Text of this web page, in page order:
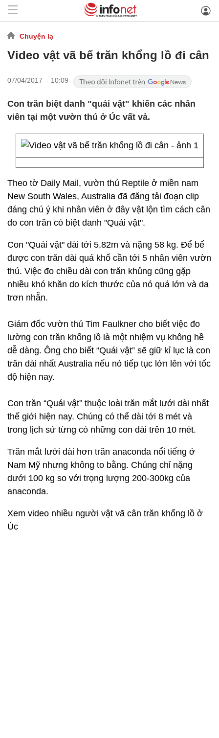
Chuyện lạ
Video vật vã bế trăn khổng lồ đi cân
07/04/2017 - 10:09
Con trăn biệt danh "quái vật" khiến các nhân
viên tại một vườn thú ở Úc vất vả.
Theo tờ Daily Mail, vườn thú Reptile ở miền nam
New South Wales, Australia đã đăng tải đoạn clip
đáng chú ý khi nhân viên ở đây vật lộn tìm cách cân
đo con trăn có biệt danh "Quái vật".
Con "Quái vật" dài tới 5,82m và nặng 58 kg. Để bế
được con trăn dài quá khổ cần tới 5 nhân viên vườn
thú. Việc đo chiều dài con trăn khủng cũng gặp
nhiều khó khăn do kích thước của nó quá lớn và da
trơn nhẵn.
Giám đốc vườn thú Tim Faulkner cho biết việc đo
lường con trăn khổng lồ là một nhiệm vụ không hề
dễ dàng. Ông cho biết “Quái vật” sẽ giữ kỉ lục là con
trăn dài nhất Australia nếu nó tiếp tục lớn lên với tốc
độ hiện nay.
Con trăn “Quái vật” thuộc loài trăn mắt lưới dài nhất
thế giới hiện nay. Chúng có thể dài tới 8 mét và
trong lịch sử từng có những con dài trên 10 mét.
Trăn mắt lưới dài hơn trăn anaconda nổi tiếng ở
Nam Mỹ nhưng không to bằng. Chúng chỉ nặng
dưới 100 kg so với trọng lượng 200-300kg của
anaconda.
Xem video nhiều người vật vã cân trăn khổng lồ ở
Úc